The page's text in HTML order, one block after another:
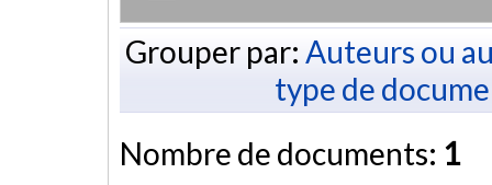
Grouper par: Auteurs ou
type de
Nombre de documents: 1